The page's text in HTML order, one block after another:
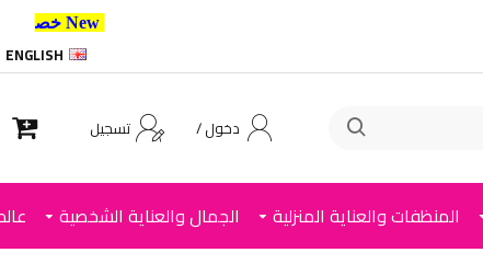
New خصم 10% إضافي للعملاء الجدد استخدم الكود ,
ENGLISH
دخول / تسجيل
المنظفات والعناية المنزلية الجمال والعناية الشخصية